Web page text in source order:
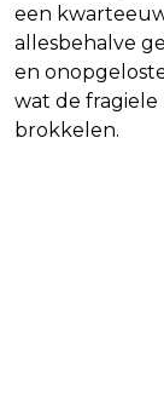
een
allesbehalve
en
wat de
brokkelen.